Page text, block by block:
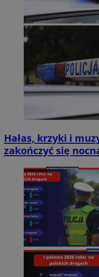
Hałas, krzyki i
zakończyć się